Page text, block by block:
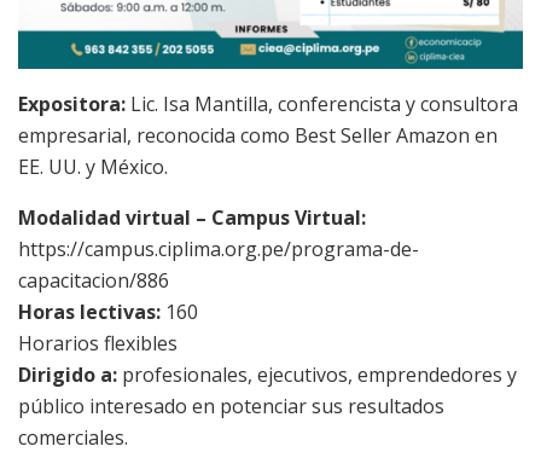
Expositora: Lic. Isa Mantilla, conferencista y consultora
empresarial, reconocida como Best Seller Amazon en
EE. UU. y México.
Modalidad virtual – Campus Virtual:
https://campus.ciplima.org.pe/programa-de-
capacitacion/886
Horas lectivas: 160
Horarios flexibles
Dirigido a: profesionales, ejecutivos, emprendedores y
público interesado en potenciar sus resultados
comerciales.